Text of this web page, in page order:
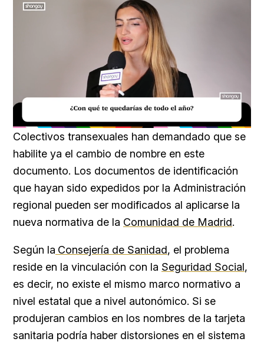
Unmute Loaded:
39.56%
Colectivos transexuales han demandado que se
habilite ya el cambio de nombre en este
documento. Los documentos de identificación
que hayan sido expedidos por la Administración
regional pueden ser modificados al aplicarse la
nueva normativa de la Comunidad de Madrid.
Según la Consejería de Sanidad, el problema
reside en la vinculación con la Seguridad Social,
es decir, no existe el mismo marco normativo a
nivel estatal que a nivel autonómico. Si se
produjeran cambios en los nombres de la tarjeta
sanitaria podría haber distorsiones en el sistema